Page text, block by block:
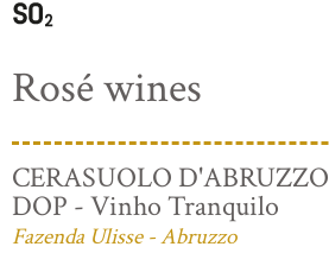
Rosé wines
CERASUOLO D'ABRUZZO
DOP - Vinho Tranquilo
Fazenda Ulisse - Abruzzo